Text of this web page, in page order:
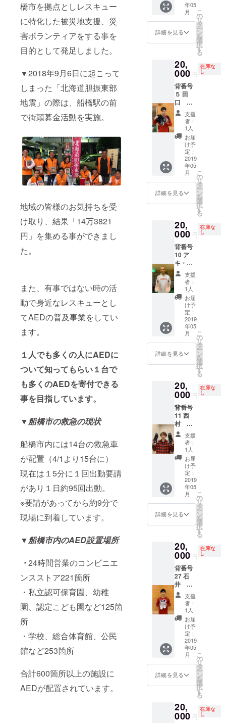
橋市を拠点としレスキュー
に特化した被災地支援、災
害ボランティアをする事を
目的として発足しました。
▼2018年9月6日に起こって
しまった「北海道胆振東部
地震」の際は、船橋駅の前
で街頭募金活動を実施。
地域の皆様のお気持ちを受
け取り、結果「14万3821
円」を集める事ができまし
た。
また、有事ではない時の活
動で身近なレスキューとし
てAEDの普及事業をしてい
ます。
１人でも多くの人にAEDに
ついて知ってもらい１台で
も多くのAEDを寄付できる
事を目指しています。
▼船橋市の救急の現状
船橋市内には14台の救急車
が配置（4/1より15台に）
現在は１5分に１回出動要請
があり１日約95回出動。
※要請があってから約9分で
現場に到着しています。
▼船橋市内のAED設置場所
・24時間営業のコンビニエ
ンスストア221箇所
・私立認可保育園、幼稚
園、認定こども園など125箇
所
・学校、総合体育館、公民
館など253箇所
合計600箇所以上の施設に
AEDが配置されています。
ズ）年05
月
詳細を見る
こ
の
リ
タ
ー
ン
を
選
択
す
る
20,
000 円
在庫な
し
背番号
５ 田
口 成
浩 選
手 バス
ケット
シュー
支援
者：
1人
お届
け予
定：
2019
年05
月
詳細を見る
こ
の
リ
タ
ー
ン
を
選
択
す
る
20,
000 円
在庫な
し
背番号
10 ア
キ・
チェン
バー
ス 選
手 バス
ケット
シュー
支援
者：
1人
お届
け予
定：
2019
年05
月
詳細を見る
こ
の
リ
タ
ー
ン
を
選
択
す
る
20,
000 円
在庫な
し
背番号
11 西
村 文
男 選
手 バス
ケット
シュー
支援
者：
1人
お届
け予
定：
2019
年05
月
詳細を見る
こ
の
リ
タ
ー
ン
を
選
択
す
る
20,
000 円
在庫な
し
背番号
27 石
井 講
祐 選
手 バス
ケット
シュー
支援
者：
1人
お届
け予
定：
2019
年05
月
詳細を見る
こ
の
リ
タ
ー
ン
を
選
択
す
る
20,
000 円
在庫な
し